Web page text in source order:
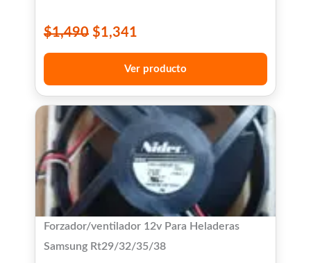
$1,490 $1,341
Ver producto
Forzador/ventilador 12v Para Heladeras
Samsung Rt29/32/35/38